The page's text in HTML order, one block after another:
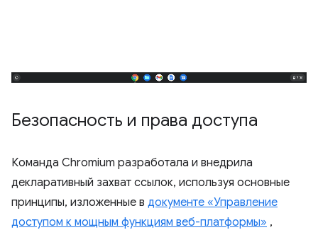
Безопасность и права доступа
Команда Chromium разработала и внедрила
декларативный захват ссылок, используя основные
принципы, изложенные в документе «Управление
доступом к мощным функциям веб-платформы» ,